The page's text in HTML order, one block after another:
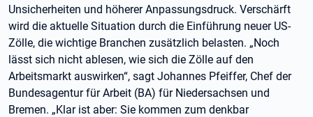
Unsicherheiten und höherer Anpassungsdruck. Verschärft
wird die aktuelle Situation durch die Einführung neuer US-
Zölle, die wichtige Branchen zusätzlich belasten. „Noch
lässt sich nicht ablesen, wie sich die Zölle auf den
Arbeitsmarkt auswirken“, sagt Johannes Pfeiffer, Chef der
Bundesagentur für Arbeit (BA) für Niedersachsen und
Bremen. „Klar ist aber: Sie kommen zum denkbar